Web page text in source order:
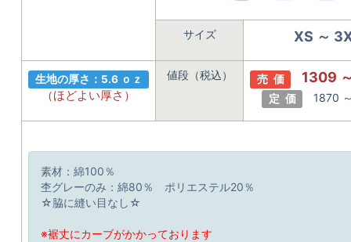
サイズ XS ～
生地の厚さ：5.6 ｏｚ
（ほどよい厚さ）
値段（税込） 売 価 1309
定 価 1870
素材：綿100％
杢グレーのみ：綿80％ ポリエステル20％
☆脇に縫い目なし☆
※裾丈にカーブがかかっております